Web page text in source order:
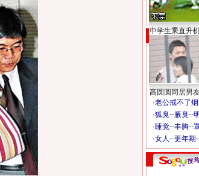
中学生乘直升
高圆圆同居男
·老公戒不了
·狐臭--腋臭--
·睡觉--丰胸--
·女人--更年期